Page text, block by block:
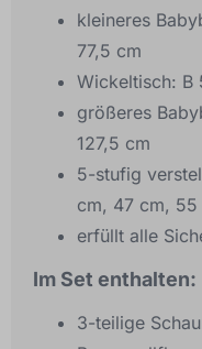
kleineres
77,5 cm
Wickeltisch: B
größeres
127,5 cm
5-stufig
cm, 47 cm, 55
erfüllt alle
Im Set enthalten:
3-teilige